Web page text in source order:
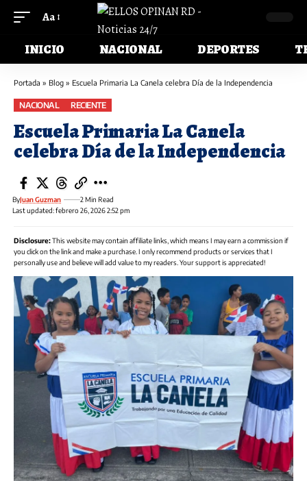
Aa
INICIO NACIONAL DEPORTES
Portada » Blog » Escuela Primaria La Canela celebra Día de la Independencia
NACIONAL RECIENTE
Escuela Primaria La Canela
celebra Día de la Independencia
Last updated: febrero 26, 2026 2:52 pm
ByJuan Guzman 2 Min Read
Disclosure:This website may contain affiliate links, which means I may earn a commission if
you click on the link and make a purchase. I only recommend products or services that I
personally use and believe will add value to my readers. Your support is appreciated!